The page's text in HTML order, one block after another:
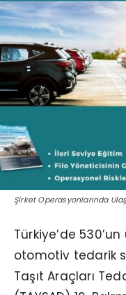
Şirket Operasyonlarında
Türkiye’de
otomotiv tedarik
Taşıt Araçları